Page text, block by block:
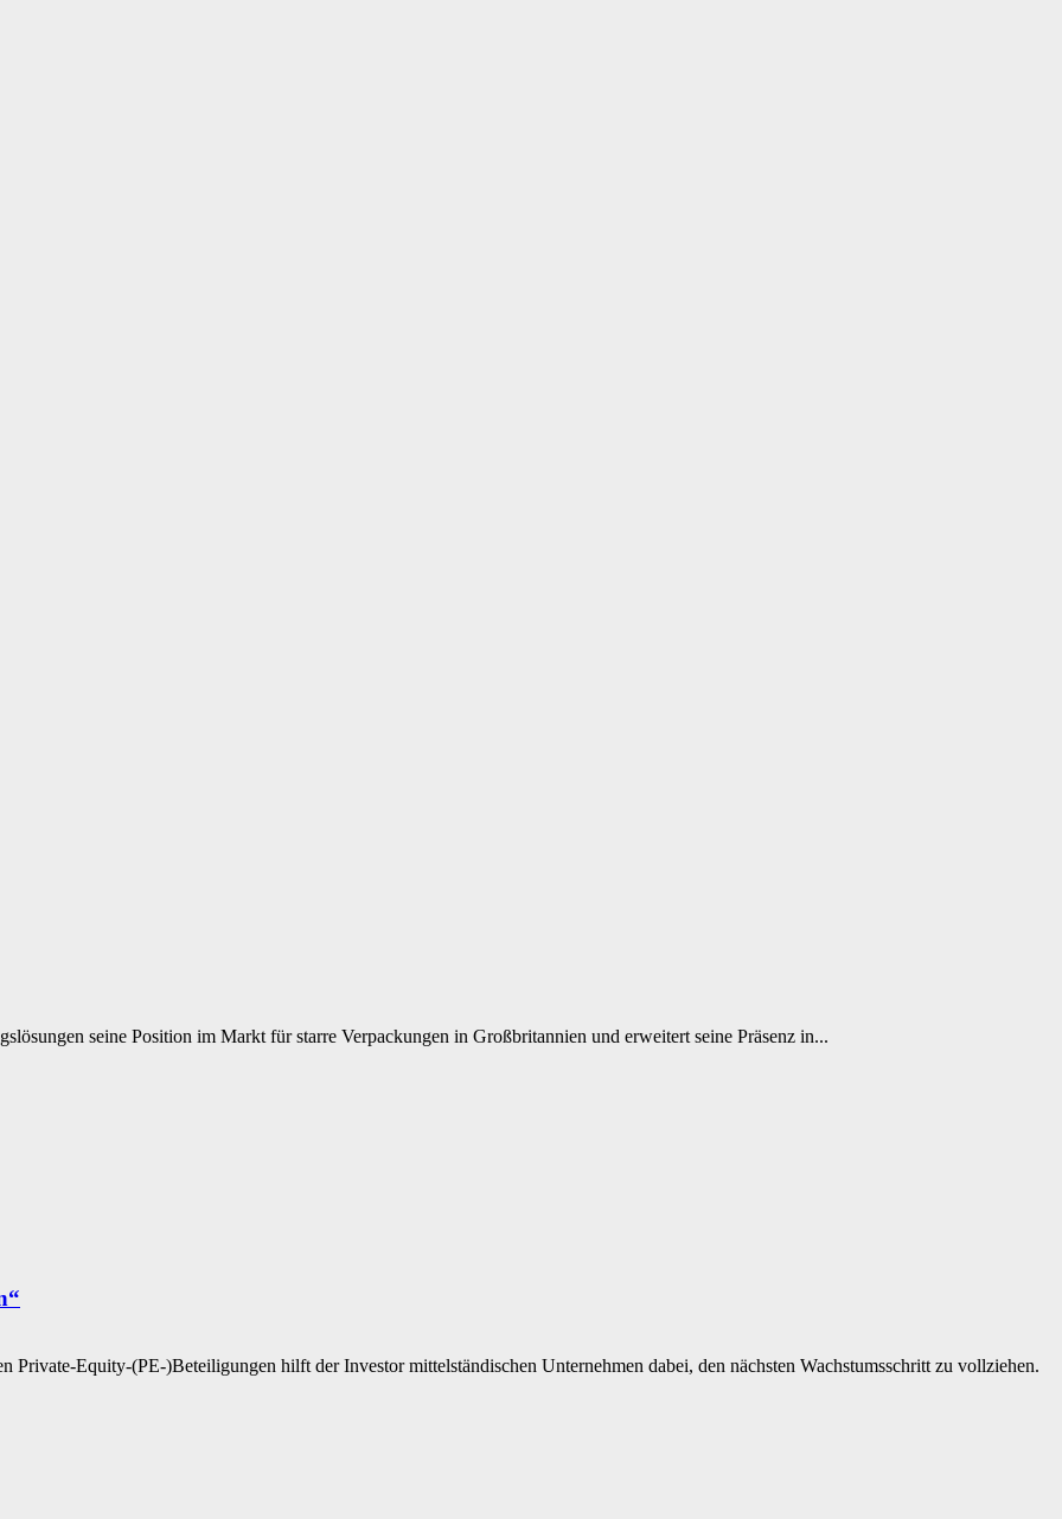
seine Position im Markt für starre Verpackungen in Großbritannien und erweitert seine Präsenz in...
Private-Equity-(PE-)Beteiligungen hilft der Investor mittelständischen Unternehmen dabei, den nächsten Wachstumsschritt zu vollziehen.